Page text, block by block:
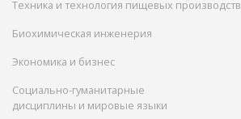
Техника и технология пищевых производств
Биохимическая инженерия
Экономика и бизнес
Социально-гуманитарные
дисциплины и мировые языки